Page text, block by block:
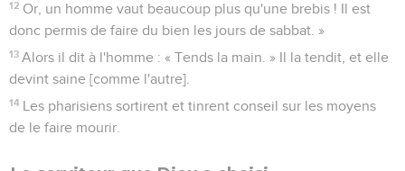
12 Or, un homme vaut beaucoup plus qu'une brebis ! Il est
donc permis de faire du bien les jours de sabbat. »
13 Alors il dit à l'homme : « Tends la main. » Il la tendit, et elle
devint saine [comme l'autre].
14 Les pharisiens sortirent et tinrent conseil sur les moyens
de le faire mourir.